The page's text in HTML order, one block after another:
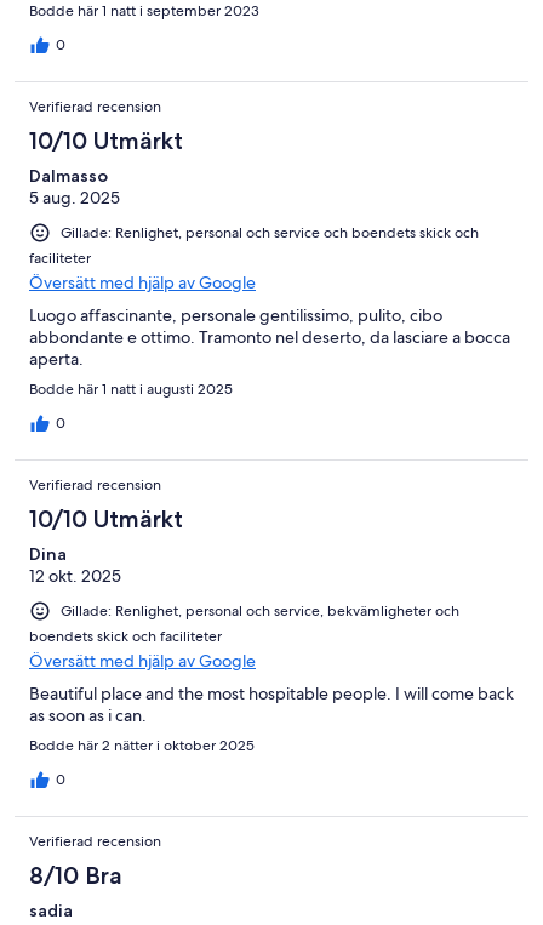
Bodde här 1 natt i september 2023
0
Verifierad recension
10/10 Utmärkt
Dalmasso
5 aug. 2025
Gillade: Renlighet, personal och service och boendets skick och
faciliteter
Översätt med hjälp av Google
Luogo affascinante, personale gentilissimo, pulito, cibo
abbondante e ottimo. Tramonto nel deserto, da lasciare a bocca
aperta.
Bodde här 1 natt i augusti 2025
0
Verifierad recension
10/10 Utmärkt
Dina
12 okt. 2025
Gillade: Renlighet, personal och service, bekvämligheter och
boendets skick och faciliteter
Översätt med hjälp av Google
Beautiful place and the most hospitable people. I will come back
as soon as i can.
Bodde här 2 nätter i oktober 2025
0
Verifierad recension
8/10 Bra
sadia